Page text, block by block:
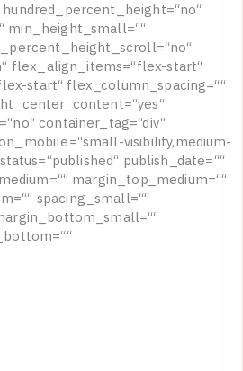
hundred percent height=“no“
min height small=““
percent height scroll=“no“
“ flex align _items=“flex-start“
lex-start“ flex column _spacing=““
ht center_ content=“yes“
=“no“ container_ tag=“div“
n mobile=“small-visibility,medium-
status=“published“ publish date=““
medium=““ margin top_ medium=““
m=““ spacing small=““
argin bottom _small=““
bottom=““